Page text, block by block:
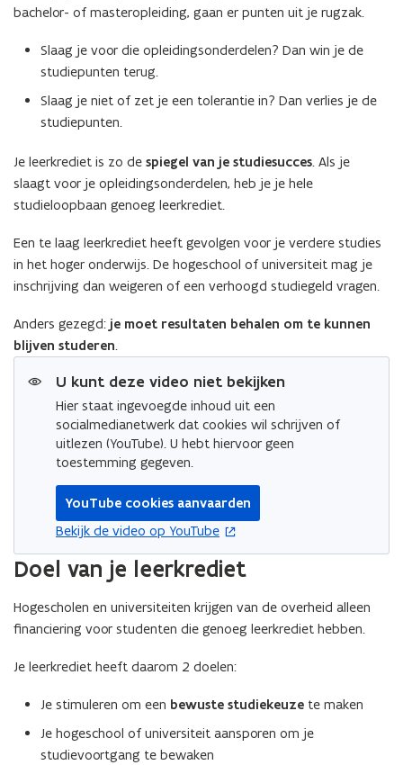
bachelor- of masteropleiding, gaan er punten uit je rugzak.
Slaag je voor die opleidingsonderdelen? Dan win je de
studiepunten terug.
Slaag je niet of zet je een tolerantie in? Dan verlies je de
studiepunten.
Je leerkrediet is zo de spiegel van je studiesucces. Als je
slaagt voor je opleidingsonderdelen, heb je je hele
studieloopbaan genoeg leerkrediet.
Een te laag leerkrediet heeft gevolgen voor je verdere studies
in het hoger onderwijs. De hogeschool of universiteit mag je
inschrijving dan weigeren of een verhoogd studiegeld vragen.
Anders gezegd: je moet resultaten behalen om te kunnen
blijven studeren.
U kunt deze video niet bekijken
Hier staat ingevoegde inhoud uit een
socialmedianetwerk dat cookies wil schrijven of
uitlezen (YouTube). U hebt hiervoor geen
toestemming gegeven.
YouTube cookies aanvaarden
Bekijk de video op YouTube
opent in nieuw venster
Doel van je leerkrediet
Hogescholen en universiteiten krijgen van de overheid alleen
financiering voor studenten die genoeg leerkrediet hebben.
Je leerkrediet heeft daarom 2 doelen:
Je stimuleren om een bewuste studiekeuze te maken
Je hogeschool of universiteit aansporen om je
studievoortgang te bewaken